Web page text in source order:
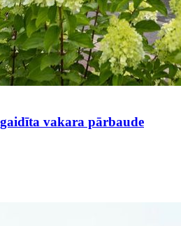
vakara pārbaude